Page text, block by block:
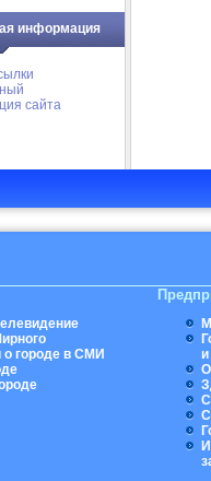
информация
сайта
о городе в СМИ